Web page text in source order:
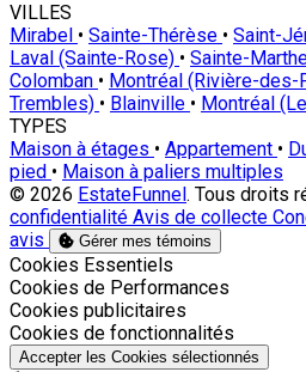
VILLES
Mirabel • Sainte-Thérèse • Saint-
Laval (Sainte-Rose) • Sainte-
Colomban • Montréal (Rivière-
Trembles) • Blainville • Montréal
TYPES
Maison à étages • Appartement •
pied • Maison à paliers multiples
© 2026 EstateFunnel. Tous droits
confidentialité Avis de collecte
avis
Gérer mes témoins
Activer
Cookies Essentiels
Activer
Cookies de Performances
Activer
Cookies publicitaires
Activer
Cookies de fonctionnalités
Accepter les Cookies sélectionnés